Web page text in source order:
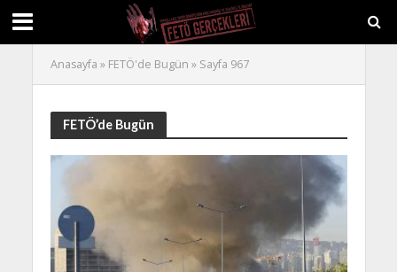
Anasayfa » FETÖ'de Bugün » Sayfa 967
FETÖ’de Bugün